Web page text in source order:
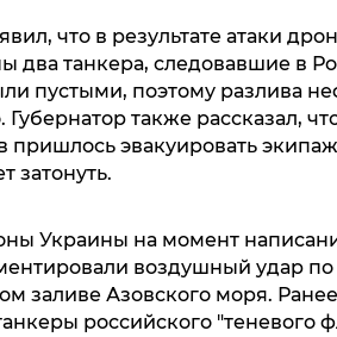
что в результате атаки
два танкера, следовавшие в
пустыми, поэтому разлива
также рассказал,
пришлось эвакуировать
затонуть.
Украины на момент
воздушный удар
заливе Азовского моря.
российского "теневого